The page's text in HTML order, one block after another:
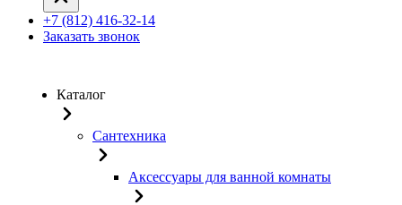
+7 (812) 416-32-14
Заказать звонок
Каталог
Сантехника
Аксессуары для ванной комнаты